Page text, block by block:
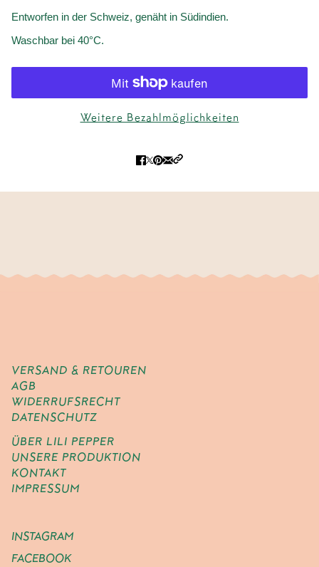
Entworfen in der Schweiz, genäht in Südindien.
Waschbar bei 40°C.
Weitere Bezahlmöglichkeiten
VERSAND & RETOUREN
AGB
WIDERRUFSRECHT
DATENSCHUTZ
ÜBER LILI PEPPER
UNSERE PRODUKTION
KONTAKT
IMPRESSUM
INSTAGRAM
FACEBOOK